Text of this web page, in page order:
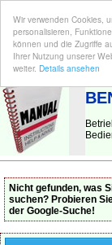
Wir verwenden Cookies,
personalisieren,
können und die Zugriffe
Ihrer Nutzung unserer
weiter. Details ansehen
Nicht gefunden, was
suchen? Probieren
der Google-Suche!